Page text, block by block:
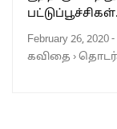
February 26, 2020-
கவிதை ›